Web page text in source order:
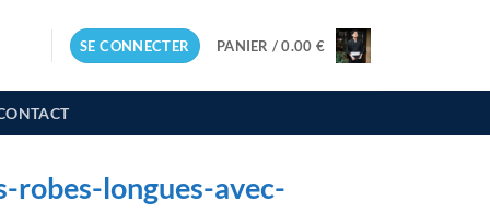
SE CONNECTER PANIER /0.00 €
robes-longues-avec-